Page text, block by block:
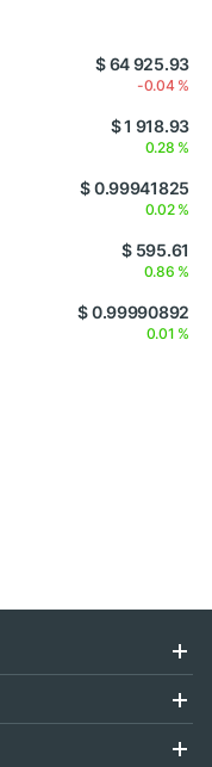
$ 64 925.93
-0.04 %
$ 1 918.93
0.28 %
$ 0.99941825
0.02 %
$ 595.61
0.86 %
$ 0.99990892
0.01 %